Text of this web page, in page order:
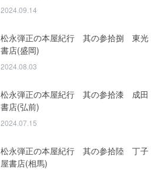
2024.09.14
松永弾正の本屋紀行 其の参拾捌 東光
書店(盛岡)
2024.08.03
松永弾正の本屋紀行 其の参拾漆 成田
書店(弘前)
2024.07.15
松永弾正の本屋紀行 其の参拾陸 丁子
屋書店(相馬)